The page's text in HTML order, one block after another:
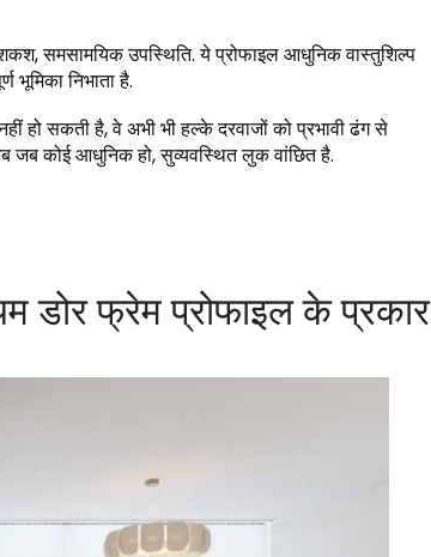
समसामयिक उपस्थिति. ये प्रोफाइल आधुनिक वास्तुशिल्प
भूमिका निभाता है.
हो सकती है, वे अभी भी हल्के दरवाजों को प्रभावी ढंग से
जब कोई आधुनिक हो, सुव्यवस्थित लुक वांछित है.
डोर फ्रेम प्रोफाइल के प्रकार